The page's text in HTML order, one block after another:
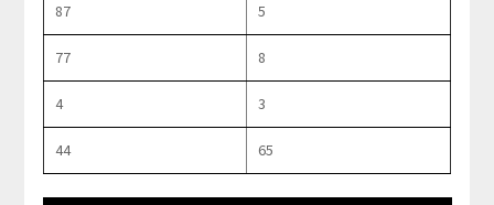
87 5
77 8
4 3
44 65